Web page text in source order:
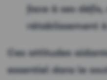
face à ses
rétablissement
Ces attitudes
essentiel dans le